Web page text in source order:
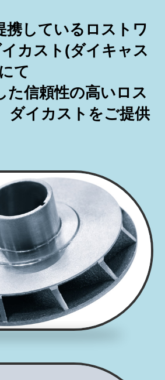
携しているロストワ
カスト(ダイキャス
て
た信頼性の高いロス
ダイカストをご提供